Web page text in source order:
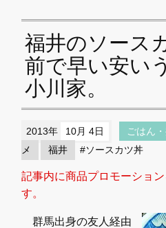
福井のソース
前で早い安い
小川家。
2013年 10月 4日 ごはん
メ
福井 #ソースカツ丼
記事内に商品プロモーショ
す。
群馬出身の友人経由